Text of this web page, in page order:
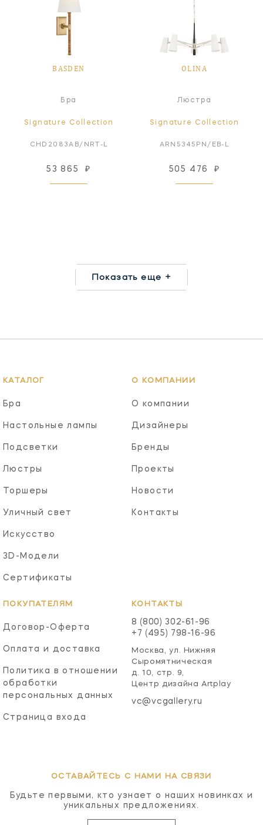
BASDEN
Бра
Signature Collection
CHD2083AB/NRT-L
53 865 ₽
OLINA
Люстра
Signature Collection
ARN5345PN/EB-L
505 476 ₽
Показать еще +
КАТАЛОГ
Бра
Настольные лампы
Подсветки
Люстры
Торшеры
Уличный свет
Искусство
3D-Модели
Сертификаты
О КОМПАНИИ
О компании
Дизайнеры
Бренды
Проекты
Новости
Контакты
ПОКУПАТЕЛЯМ
Договор-Оферта
Оплата и доставка
Политика в отношении
обработки
персональных данных
Страница входа
КОНТАКТЫ
8 (800) 302-61-96
+7 (495) 798-16-96
Москва, ул. Нижняя
Сыромятническая
д. 10, стр. 9,
Центр дизайна Artplay
vc@vcgallery.ru
ОСТАВАЙТЕСЬ С НАМИ НА СВЯЗИ
Будьте первыми, кто узнает о наших новинках и
уникальных предложениях.